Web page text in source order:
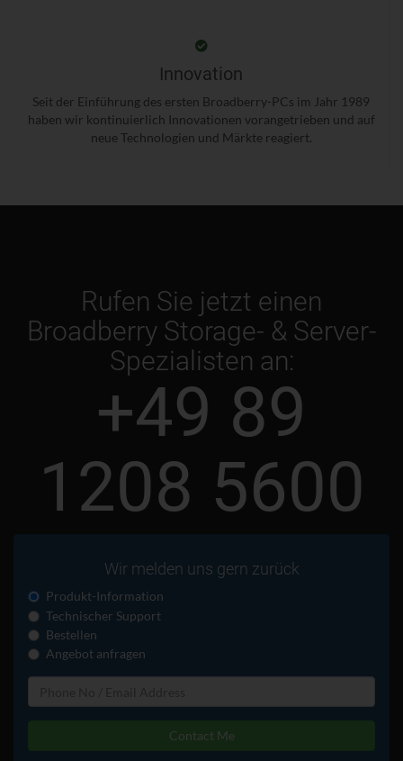
Innovation
Seit der Einführung des ersten Broadberry-PCs im Jahr 1989
haben wir kontinuierlich Innovationen vorangetrieben und auf
neue Technologien und Märkte reagiert.
Rufen Sie jetzt einen
Broadberry Storage- & Server-
Spezialisten an:
+49 89
1208 5600
Wir melden uns gern zurück
Produkt-Information
Technischer Support
Bestellen
Angebot anfragen
Contact Me